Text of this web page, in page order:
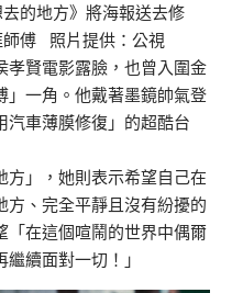
的地方》將海報送去修
師傅 照片提供：公視
賢電影露臉，也曾入圍金
」一角。他戴著墨鏡帥氣登
汽車薄膜修復」的超酷台
」，她則表示希望自己在
方、完全平靜且沒有紛擾的
「在這個喧鬧的世界中偶爾
續面對一切！」